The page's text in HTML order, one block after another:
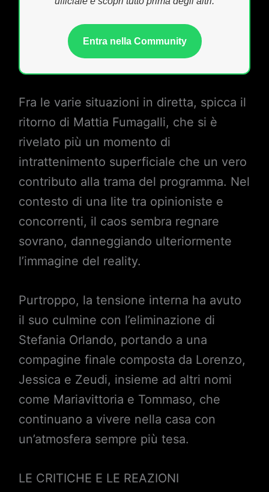
Entra nella Community
Fra le varie situazioni in diretta, spicca il
ritorno di Mattia Fumagalli, che si è
rivelato più un momento di
intrattenimento superficiale che un vero
contributo alla trama del programma. Nel
contesto di una lite tra opinioniste e
concorrenti, il caos sembra regnare
sovrano, danneggiando ulteriormente
l’immagine del reality.
Purtroppo, la tensione interna ha avuto
il suo culmine con l’eliminazione di
Stefania Orlando, portando a una
compagine finale composta da Lorenzo,
Jessica e Zeudi, insieme ad altri nomi
come Mariavittoria e Tommaso, che
continuano a vivere nella casa con
un’atmosfera sempre più tesa.
LE CRITICHE E LE REAZIONI